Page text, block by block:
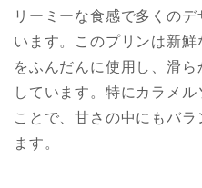
リーミーな食感で多くの
います。このプリンは新
をふんだんに使用し、滑
しています。特にカラメ
ことで、甘さの中にもバ
ます。